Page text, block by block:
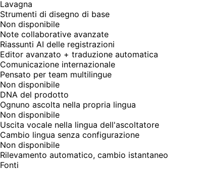
Lavagna
Strumenti di disegno di base
Non disponibile
Note collaborative avanzate
Riassunti AI delle registrazioni
Editor avanzato + traduzione automatica
Comunicazione internazionale
Pensato per team multilingue
Non disponibile
DNA del prodotto
Ognuno ascolta nella propria lingua
Non disponibile
Uscita vocale nella lingua dell'ascoltatore
Cambio lingua senza configurazione
Non disponibile
Rilevamento automatico, cambio istantaneo
Fonti